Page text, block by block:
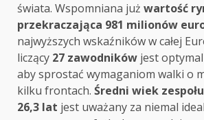
świata. Wspomniana już wartość
przekraczająca 981 milionów
najwyższych wskaźników w całej
liczący 27 zawodników jest
aby sprostać wymaganiom walki o
kilku frontach. Średni wiek
26,3 lat jest uważany za niemal